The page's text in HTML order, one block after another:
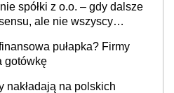
spółki z o.o. – gdy dalsze
ale nie wszyscy
pułapka? Firmy
gotówkę
nakładają na polskich